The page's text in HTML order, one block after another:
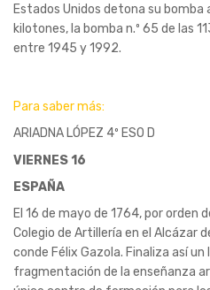
Estados Unidos detona su
kilotones, la bomba n.º 65 de las
entre 1945 y 1992.
Para saber más:
ARIADNA LÓPEZ 4º ESO D
VIERNES 16
ESPAÑA
El 16 de mayo de 1764, por orden
Colegio de Artillería en el Alcázar
conde Félix Gazola. Finaliza así un
fragmentación de la enseñanza